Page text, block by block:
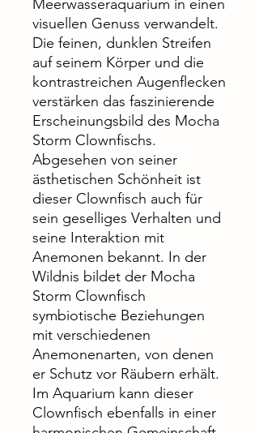
Meerwasseraquarium in einen
visuellen Genuss verwandelt.
Die feinen, dunklen Streifen
auf seinem Körper und die
kontrastreichen Augenflecken
verstärken das faszinierende
Erscheinungsbild des Mocha
Storm Clownfischs.
Abgesehen von seiner
ästhetischen Schönheit ist
dieser Clownfisch auch für
sein geselliges Verhalten und
seine Interaktion mit
Anemonen bekannt. In der
Wildnis bildet der Mocha
Storm Clownfisch
symbiotische Beziehungen
mit verschiedenen
Anemonenarten, von denen
er Schutz vor Räubern erhält.
Im Aquarium kann dieser
Clownfisch ebenfalls in einer